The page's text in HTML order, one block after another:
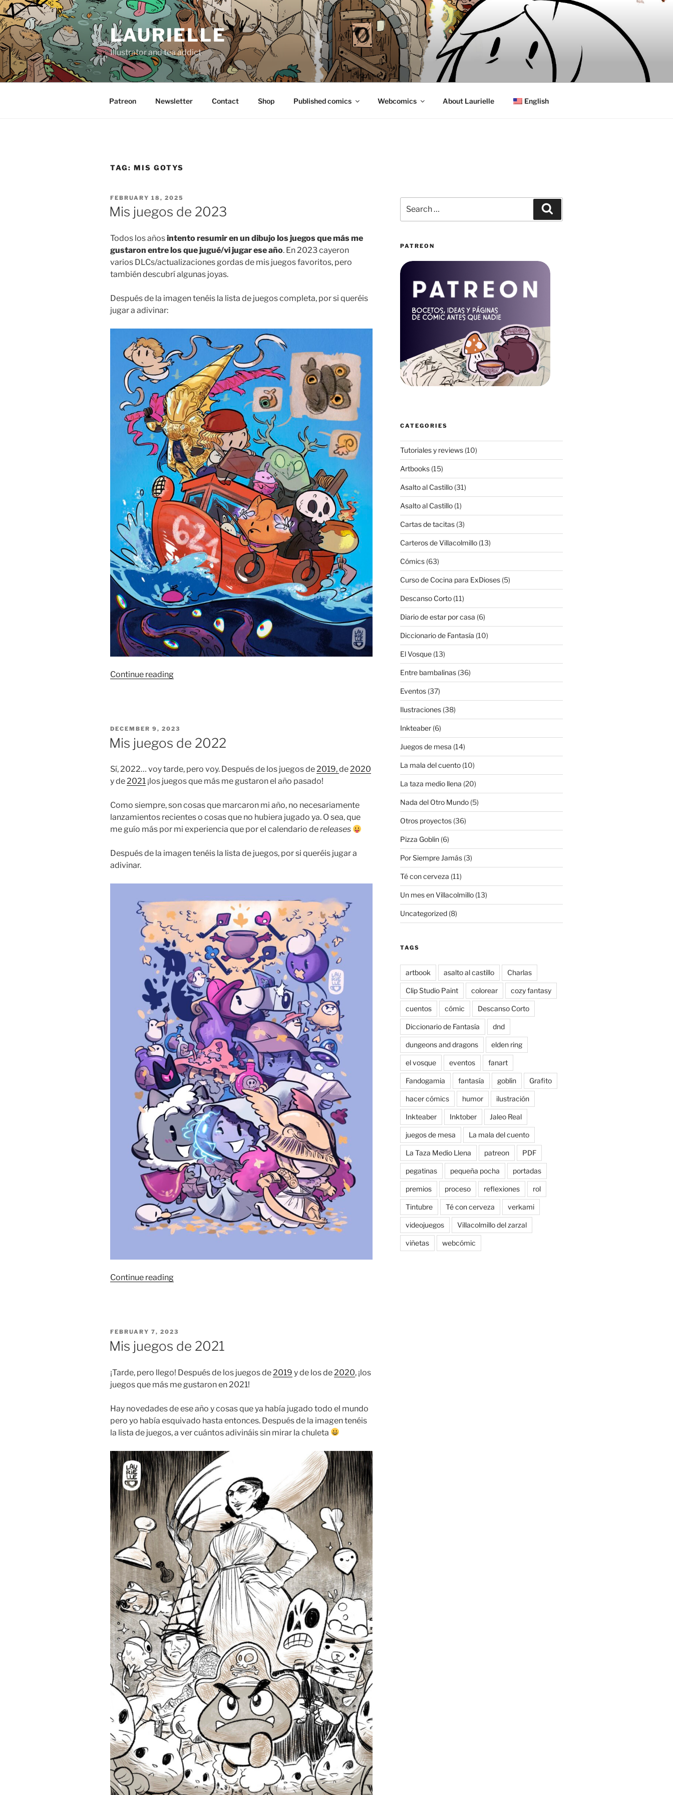
Skip
to
content
LAURIELLE
Illustrator and tea addict
Patreon Newsletter Contact Shop Published comics Webcomics About Laurielle English
TAG: MIS GOTYS
POSTED
ON
FEBRUARY 18, 2025
Mis juegos de 2023
Todos los añosintento resumir en un dibujo los juegos que más me
gustaron entre los que jugué/vi jugar ese año. En 2023 cayeron
varios DLCs/actualizaciones gordas de mis juegos favoritos, pero
también descubrí algunas joyas.
Después de la imagen tenéis la lista de juegos completa, por si queréis
jugar a adivinar:
Continue reading“Mis
POSTED
ON
DECEMBER 9, 2023
Mis juegos de 2022
Sí, 2022… voy tarde, pero voy. Después de los juegos de2019,de2020
y de2021 ¡los juegos que más me gustaron el año pasado!
Como siempre, son cosas que marcaron mi año, no necesariamente
lanzamientos recientes o cosas que no hubiera jugado ya. O sea, que
me guío más por mi experiencia que por el calendario dereleases
Después de la imagen tenéis la lista de juegos, por si queréis jugar a
adivinar.
Continue reading“Mis
POSTED
ON
FEBRUARY 7, 2023
Mis juegos de 2021
¡Tarde, pero llego! Después de los juegos de 2019 y de los de 2020, ¡los
juegos que más me gustaron en 2021!
Hay novedades de ese año y cosas que ya había jugado todo el mundo
pero yo había esquivado hasta entonces. Después de la imagen tenéis
la lista de juegos, a ver cuántos adivináis sin mirar la chuleta
for:
PATREON
CATEGORIES
Tutoriales y reviews(10)
Artbooks(15)
Asalto al Castillo(31)
Asalto al Castillo(1)
Cartas de tacitas(3)
Carteros de Villacolmillo(13)
Cómics(63)
Curso de Cocina para ExDioses(5)
Descanso Corto(11)
Diario de estar por casa (6)
Diccionario de Fantasía (10)
El Vosque(13)
Entre bambalinas(36)
Eventos(37)
Ilustraciones(38)
Inkteaber(6)
Juegos de mesa (14)
La mala del cuento(10)
La taza medio llena (20)
Nada del Otro Mundo(5)
Otros proyectos(36)
Pizza Goblin(6)
Por Siempre Jamás(3)
Té con cerveza (11)
Un mes en Villacolmillo(13)
Uncategorized(8)
TAGS
artbook asalto al castillo Charlas
Clip Studio Paint colorear cozy fantasy
cuentos cómic Descanso Corto
Diccionario de Fantasía dnd
dungeons and dragons elden ring
el vosque eventos fanart
Fandogamia fantasía goblin Grafito
hacer cómics humor ilustración
Inkteaber Inktober Jaleo Real
juegos de mesa La mala del cuento
La Taza Medio Llena patreon PDF
pegatinas pequeña pocha portadas
premios proceso reflexiones rol
Tintubre Té con cerveza verkami
videojuegos Villacolmillo del zarzal
viñetas webcómic